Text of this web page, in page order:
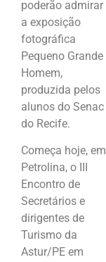
poderão admirar
a exposição
fotográfica
Pequeno Grande
Homem,
produzida pelos
alunos do Senac
do Recife.
Começa hoje, em
Petrolina, o III
Encontro de
Secretários e
dirigentes de
Turismo da
Astur/PE em